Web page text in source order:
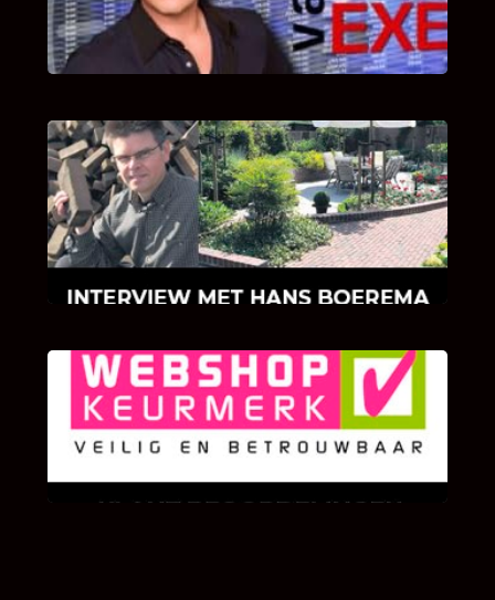
van Bricks and Stones aan dit programma.
INTERVIEW MET HANS BOEREMA
Hoe Bricks and Stones ontstaan is en wat
Hans Boerema motiveert in de wereld van
klinkers en tegels!
KLANT BEOORDELINGEN
We zijn er zeer op gesteld om te weten wat u
als klant van ons en onze diensten vindt.